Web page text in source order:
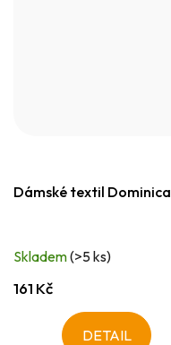
Dámské textil Dominica
Skladem(>5 ks)
161 Kč
DETAIL